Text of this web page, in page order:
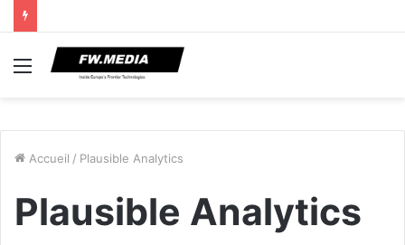
Menu
Accueil / Plausible Analytics
Plausible Analytics